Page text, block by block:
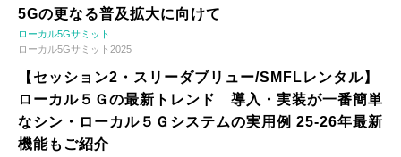
5Gの更なる普及拡大に向けて
ローカル5Gサミット
ローカル5Gサミット2025
【セッション2・スリーダブリュー/SMFLレンタル】
ローカル５Ｇの最新トレンド 導入・実装が一番簡単
なシン・ローカル５Ｇシステムの実用例 25-26年最新
機能もご紹介